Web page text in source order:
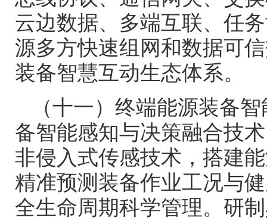
云边数据、多端互联、任
源多方快速组网和数据可
装备智慧互动生态体系。
（十一）终端能源装备
备智能感知与决策融合技
非侵入式传感技术，搭建
精准预测装备作业工况与
全生命周期科学管理。研